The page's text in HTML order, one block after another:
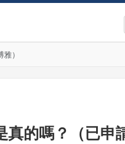
）
真的嗎？（已申